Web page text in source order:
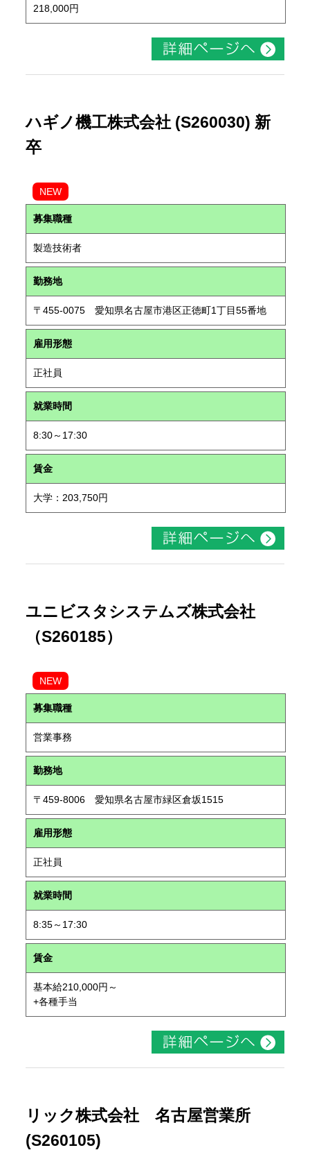
218,000円
ハギノ機工株式会社 (S260030) 新
卒
NEW
募集職種
製造技術者
勤務地
〒455-0075 愛知県名古屋市港区正徳町1丁目55番地
雇用形態
正社員
就業時間
8:30～17:30
賃金
大学：203,750円
ユニビスタシステムズ株式会社
（S260185）
NEW
募集職種
営業事務
勤務地
〒459-8006 愛知県名古屋市緑区倉坂1515
雇用形態
正社員
就業時間
8:35～17:30
賃金
基本給210,000円～
+各種手当
リック株式会社 名古屋営業所
(S260105)